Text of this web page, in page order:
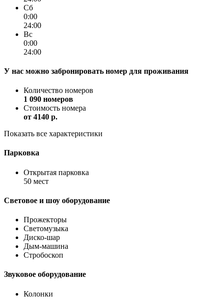
Сб
0:00
24:00
Вс
0:00
24:00
У нас можно забронировать номер для проживания
Количество номеров
1 090 номеров
Стоимость номера
от 4140 p.
Показать все характеристики
Парковка
Открытая парковка
50 мест
Световое и шоу оборудование
Прожекторы
Светомузыка
Диско-шар
Дым-машина
Стробоскоп
Звуковое оборудование
Колонки